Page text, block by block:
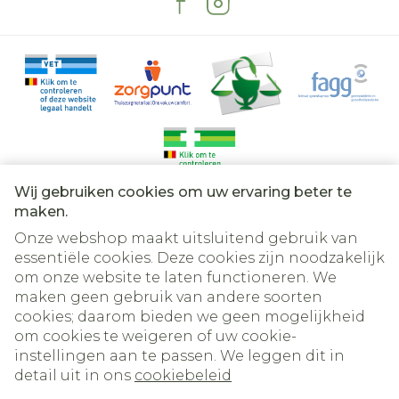
Wij gebruiken cookies om uw ervaring beter te
maken.
Onze webshop maakt uitsluitend gebruik van
essentiële cookies. Deze cookies zijn noodzakelijk
om onze website te laten functioneren. We
maken geen gebruik van andere soorten
cookies; daarom bieden we geen mogelijkheid
om cookies te weigeren of uw cookie-
instellingen aan te passen. We leggen dit in
detail uit in ons cookiebeleid
meldsysteem zoals vermeld in aanhangsel V.
helpen meer informatie te verkrijgen over de
veiligheid van dit geneesmiddel.
behandeling van patiënt tot patiënt
uw arts op.
Juridische links